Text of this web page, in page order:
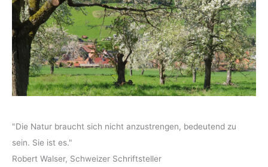
"Die Natur braucht sich nicht anzustrengen, bedeutend zu
sein. Sie ist es."
Robert Walser, Schweizer Schriftsteller